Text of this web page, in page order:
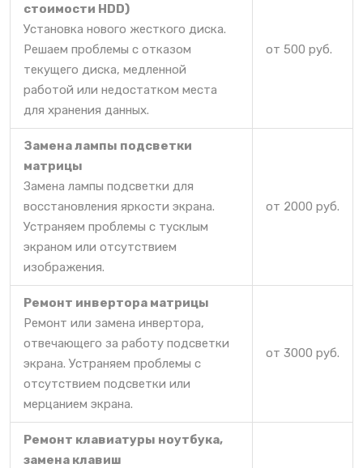
стоимости HDD)
Установка нового жесткого диска.
Решаем проблемы с отказом
текущего диска, медленной
работой или недостатком места
для хранения данных.
от 500 руб.
Замена лампы подсветки
матрицы
Замена лампы подсветки для
восстановления яркости экрана.
Устраняем проблемы с тусклым
экраном или отсутствием
изображения.
от 2000 руб.
Ремонт инвертора матрицы
Ремонт или замена инвертора,
отвечающего за работу подсветки
экрана. Устраняем проблемы с
отсутствием подсветки или
мерцанием экрана.
от 3000 руб.
Ремонт клавиатуры ноутбука,
замена клавиш